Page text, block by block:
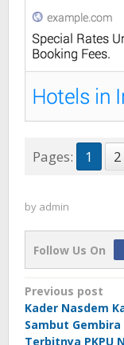
Pages: 1 2
by admin
Follow Us On
Post
Previous post
Kader Nasdem
Sambut Gembira
Terbitnya PKPU